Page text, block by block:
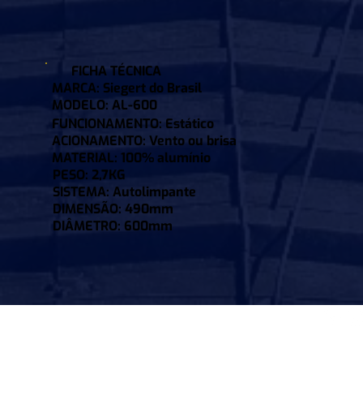
FICHA TÉCNICA
MARCA: Siegert do Brasil
MODELO: AL-600
FUNCIONAMENTO: Estático
ACIONAMENTO: Vento ou brisa
MATERIAL: 100% alumínio
PESO: 2,7KG
SISTEMA: Autolimpante
DIMENSÃO: 490mm
DIÂMETRO: 600mm